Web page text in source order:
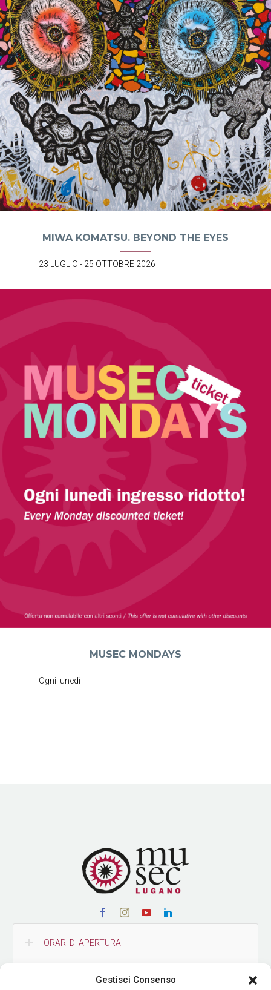
Gestisci Consenso
MIWA KOMATSU. BEYOND THE EYES
23 LUGLIO - 25 OTTOBRE 2026
MUSEC MONDAYS
Ogni lunedì
ORARI DI APERTURA